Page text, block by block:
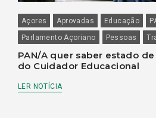
Açores Aprovadas Educação
Parlamento Açoriano
Pessoas
PAN/A quer saber estado
do Cuidador Educacional
LER NOTÍCIA